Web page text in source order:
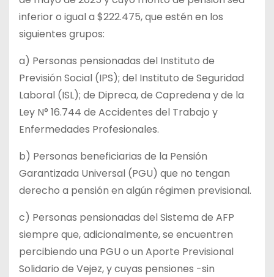
inferior o igual a $222.475, que estén en los
siguientes grupos:
a) Personas pensionadas del Instituto de
Previsión Social (IPS); del Instituto de Seguridad
Laboral (ISL); de Dipreca, de Capredena y de la
Ley N° 16.744 de Accidentes del Trabajo y
Enfermedades Profesionales.
b) Personas beneficiarias de la Pensión
Garantizada Universal (PGU) que no tengan
derecho a pensión en algún régimen previsional.
c) Personas pensionadas del Sistema de AFP
siempre que, adicionalmente, se encuentren
percibiendo una PGU o un Aporte Previsional
Solidario de Vejez, y cuyas pensiones -sin